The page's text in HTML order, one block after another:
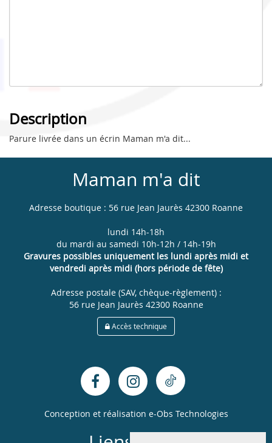
Description
Parure livrée dans un écrin Maman m'a dit...
Maman m'a dit
Adresse boutique : 56 rue Jean Jaurès 42300 Roanne
lundi 14h-18h
du mardi au samedi 10h-12h / 14h-19h
Gravures possibles uniquement les lundi après midi et
vendredi après midi (hors période de fête)
Adresse postale (SAV, chèque-règlement) :
56 rue Jean Jaurès 42300 Roanne
Accès technique
Conception et réalisation e-Obs Technologies